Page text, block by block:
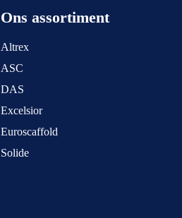
Ons assortiment
Altrex
ASC
DAS
Excelsior
Euroscaffold
Solide